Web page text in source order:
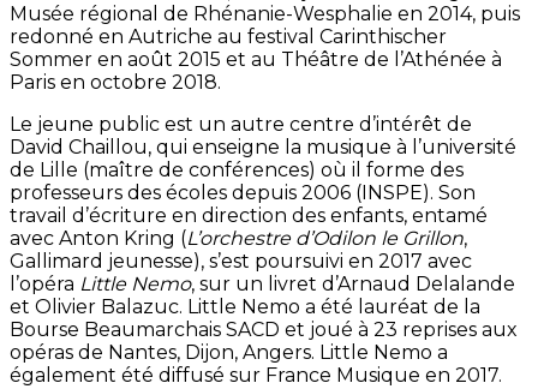
Musée régional de Rhénanie-Wesphalie en 2014, puis
redonné en Autriche au festival Carinthischer
Sommer en août 2015 et au Théâtre de l’Athénée à
Paris en octobre 2018.
Le jeune public est un autre centre d’intérêt de
David Chaillou, qui enseigne la musique à l’université
de Lille (maître de conférences) où il forme des
professeurs des écoles depuis 2006 (INSPE). Son
travail d’écriture en direction des enfants, entamé
avec Anton Kring (L’orchestre d’Odilon le Grillon,
Gallimard jeunesse), s’est poursuivi en 2017 avec
l’opéra Little Nemo, sur un livret d’Arnaud Delalande
et Olivier Balazuc. Little Nemo a été lauréat de la
Bourse Beaumarchais SACD et joué à 23 reprises aux
opéras de Nantes, Dijon, Angers. Little Nemo a
également été diffusé sur France Musique en 2017.